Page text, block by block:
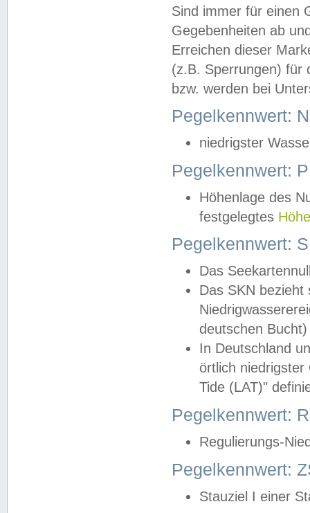
Sind immer für einen
Gegebenheiten ab
Erreichen dieser
(z.B. Sperrungen) für
bzw. werden bei
Pegelkennwert:
niedrigster
Pegelkennwert:
Höhenlage des
festgelegtes
Pegelkennwert:
Das
Das SKN
deutschen
In Deutschland
örtlich
Tide (LAT)"
Pegelkennwert:
Regulierungs-
Pegelkennwert:
Stauziel I einer